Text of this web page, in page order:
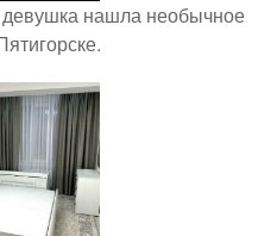
нашла необычное